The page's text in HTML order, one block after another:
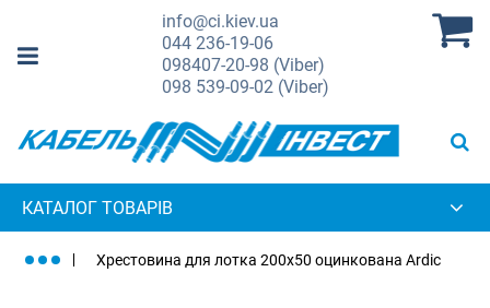
info@ci.kiev.ua
044236-19-06
098407-20-98 (Viber)
098 539-09-02 (Viber)
КАТАЛОГ ТОВАРІВ
Хрестовина для лотка 200х50 оцинкована Ardic